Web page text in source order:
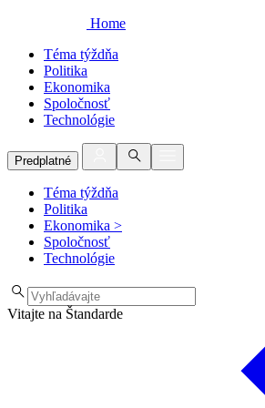
Home
Téma týždňa
Politika
Ekonomika
Spoločnosť
Technológie
Predplatné
Téma týždňa
Politika
Ekonomika >
Spoločnosť
Technológie
Vitajte na Štandarde